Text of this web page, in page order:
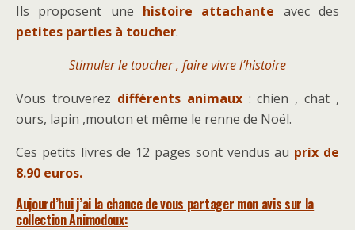
Ils proposent une histoire attachante avec des
petites parties à toucher.
Stimuler le toucher , faire vivre l’histoire
Vous trouverez différents animaux : chien , chat ,
ours, lapin ,mouton et même le renne de Noël.
Ces petits livres de 12 pages sont vendus au prix de
8.90 euros.
Aujourd’hui j’ai la chance de vous partager mon avis sur la
collection Animodoux: